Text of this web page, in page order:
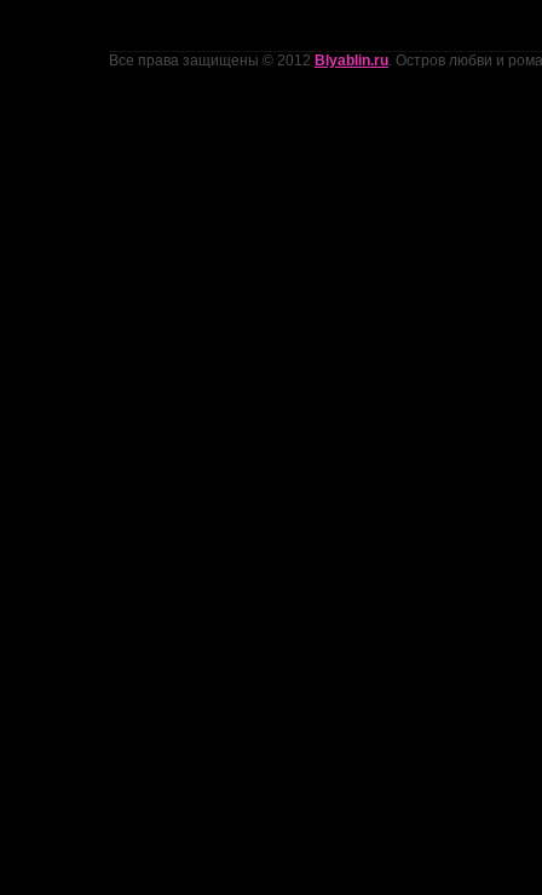
Все права защищены © 2012 Blyablin.ru. Остров любви и